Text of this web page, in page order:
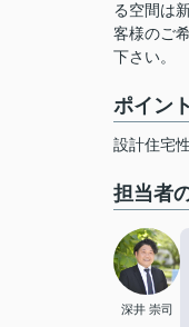
る空間は
客様のご
下さい。
ポイント
設計住宅
担当者
深井 崇司